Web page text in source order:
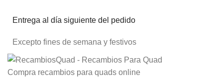
Entrega al día siguiente del pedido
Excepto fines de semana y festivos
Compra recambios para quads online